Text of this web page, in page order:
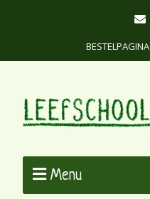
BESTELPAGINA
Menu